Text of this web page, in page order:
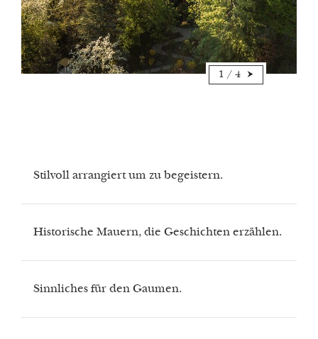
1 / 4
Stilvoll arrangiert um zu begeistern.
Historische Mauern, die Geschichten erzählen.
Sinnliches für den Gaumen.